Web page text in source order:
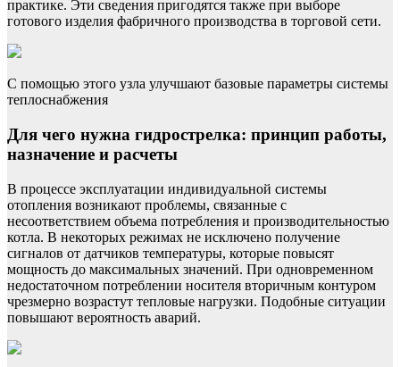
практике. Эти сведения пригодятся также при выборе
готового изделия фабричного производства в торговой сети.
С помощью этого узла улучшают базовые параметры системы
теплоснабжения
Для чего нужна гидрострелка: принцип работы,
назначение и расчеты
В процессе эксплуатации индивидуальной системы
отопления возникают проблемы, связанные с
несоответствием объема потребления и производительностью
котла. В некоторых режимах не исключено получение
сигналов от датчиков температуры, которые повысят
мощность до максимальных значений. При одновременном
недостаточном потреблении носителя вторичным контуром
чрезмерно возрастут тепловые нагрузки. Подобные ситуации
повышают вероятность аварий.